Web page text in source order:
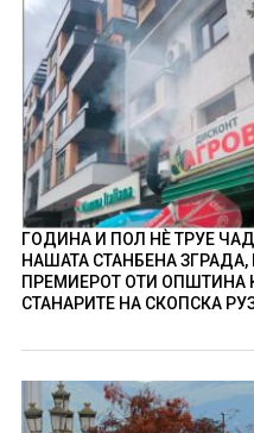
ГОДИНА И ПОЛ НÈ ТРУЕ
НАШАТА СТАНБЕНА
ПРЕМИЕРОТ ОТИ ОПШТИНА
СТАНАРИТЕ НА СКОПСКА